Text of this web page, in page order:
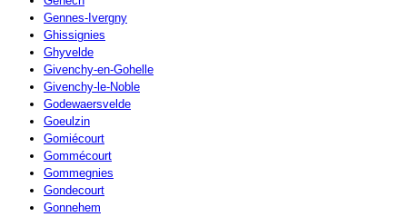
Gennes-Ivergny
Ghissignies
Ghyvelde
Givenchy-en-Gohelle
Givenchy-le-Noble
Godewaersvelde
Goeulzin
Gomiécourt
Gommécourt
Gommegnies
Gondecourt
Gonnehem